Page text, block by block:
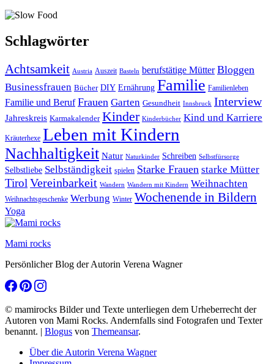
Schlagwörter
Achtsamkeit Austria Auszeit Basteln berufstätige Mütter Bloggen
Businessfrauen Bücher DIY Ernährung Familie Familienleben
Familie und Beruf Frauen Garten Gesundheit Innsbruck Interview
Jahreskreis Karmakalender Kinder Kinderbücher Kind und Karriere
Kräuterhexe Leben mit Kindern
Nachhaltigkeit Natur Naturkinder Schreiben Selbstfürsorge
Selbstliebe Selbständigkeit spielen Starke Frauen starke Mütter
Tirol Vereinbarkeit Wandern Wandern mit Kindern Weihnachten
Weihnachtsgeschenke Werbung Winter Wochenende in Bildern
Yoga
Mami rocks
Persönlicher Blog der Autorin Verena Wagner
© mamirocks Bilder und Texte unterliegen dem Urheberrecht der
Autoren von Mami Rocks. Andernfalls sind Fotografen und Texter
benannt. | Blogus von Themeansar.
Über die Autorin Verena Wagner